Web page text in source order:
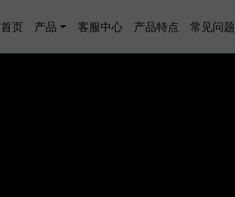
Main navigation
首页 产品 客服中心 产品特点 常见问题